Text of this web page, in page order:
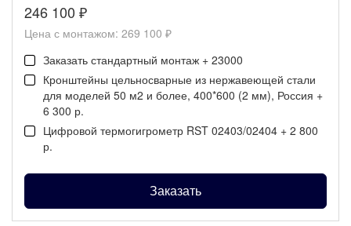
246 100 ₽
Цена с монтажом: 269 100 ₽
Заказать стандартный монтаж + 23000
Кронштейны цельносварные из нержавеющей стали
для моделей 50 м2 и более, 400*600 (2 мм), Россия +
6 300 р.
Цифровой термогигрометр RST 02403/02404 + 2 800
р.
Заказать